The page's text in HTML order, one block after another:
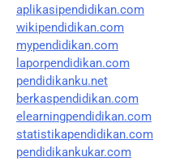
aplikasipendidikan.com
wikipendidikan.com
mypendidikan.com
laporpendidikan.com
pendidikanku.net
berkaspendidikan.com
elearningpendidikan.com
statistikapendidikan.com
pendidikankukar.com